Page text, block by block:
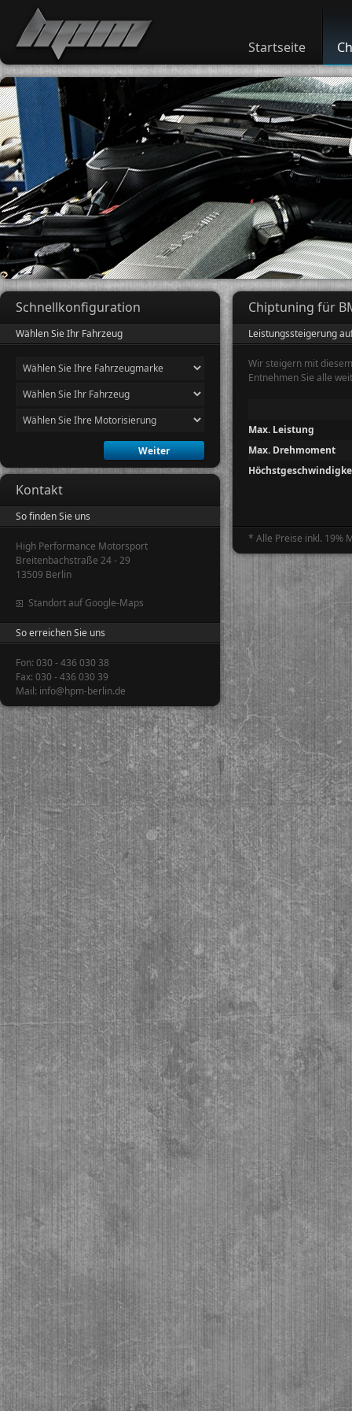
Startseite
Chiptuning für
Leistungssteigerung
Wir steigern mit
Entnehmen Sie alle
Max. Leistung
Max. Drehmoment
* Alle Preise inkl. 19%
Schnellkonfiguration
Wählen Sie Ihr Fahrzeug
Kontakt
So finden Sie uns
High Performance Motorsport
Breitenbachstraße 24 - 29
13509 Berlin
Standort auf Google-Maps
So erreichen Sie uns
Fon: 030 - 436 030 38
Fax: 030 - 436 030 39
Mail: info@hpm-berlin.de